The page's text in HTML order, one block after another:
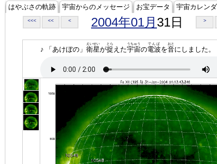
はやぶさの軌跡 宇宙からのメッセージ お宝データ 宇宙カレン
<<< << < 2004年01月 31日 >
♪ 「あけぼの」 衛星
えいせい
が捉
とら
えた宇宙
うちゅう
の電波
でんぱ
を音
おと
にしました。